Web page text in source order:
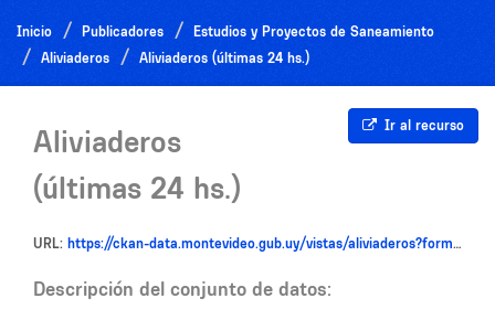
Inicio Publicadores
Estudios y Proyectos de Saneamiento
Aliviaderos
Aliviaderos (últimas 24 hs.)
Ir al recurso
Aliviaderos
(últimas 24 hs.)
URL: https://ckan-data.montevideo.gub.uy/vistas/aliviaderos?format?csv
Descripción del conjunto de datos: